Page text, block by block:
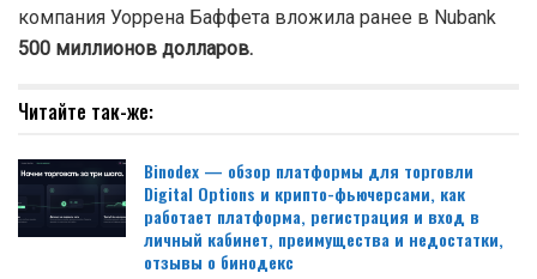
компания Уоррена Баффета вложила ранее в Nubank
500 миллионов долларов.
Читайте так-же:
Binodex — обзор платформы для торговли
Digital Options и крипто-фьючерсами, как
работает платформа, регистрация и вход в
личный кабинет, преимущества и недостатки,
отзывы о бинодекс